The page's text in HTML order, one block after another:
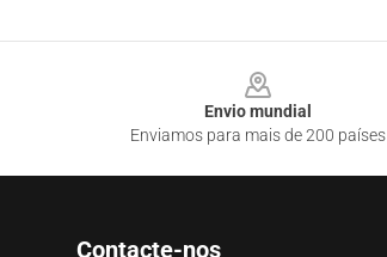
Envio mundial
Enviamos para mais de 200 países
Contacte-nos